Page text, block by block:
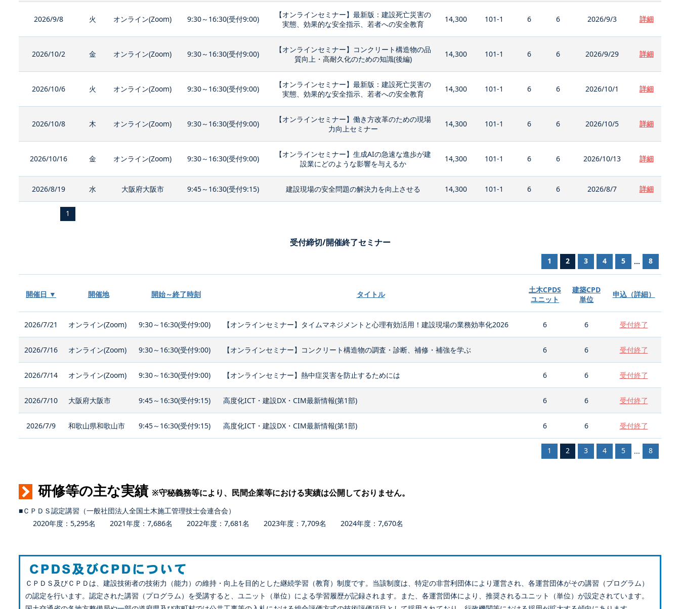
2026/9/8 火 オンライン(Zoom) 9:30～16:30(受付9:00)
【オンラインセミナー】最新版：建設死亡災害の
実態、効果的な安全指示、若者への安全教育
14,300 101-1 6 6 2026/9/3 詳細
2026/10/2 金 オンライン(Zoom) 9:30～16:30(受付9:00)
【オンラインセミナー】コンクリート構造物の品
質向上・高耐久化のための知識(後編)
14,300 101-1 6 6 2026/9/29 詳細
2026/10/6 火 オンライン(Zoom) 9:30～16:30(受付9:00)
【オンラインセミナー】最新版：建設死亡災害の
実態、効果的な安全指示、若者への安全教育
14,300 101-1 6 6 2026/10/1 詳細
2026/10/8 木 オンライン(Zoom) 9:30～16:30(受付9:00)
【オンラインセミナー】働き方改革のための現場
力向上セミナー
14,300 101-1 6 6 2026/10/5 詳細
2026/10/16 金 オンライン(Zoom) 9:30～16:30(受付9:00)
【オンラインセミナー】生成AIの急速な進歩が建
設業にどのような影響を与えるか
14,300 101-1 6 6 2026/10/13 詳細
2026/8/19 水 大阪府大阪市 9:45～16:30(受付9:15) 建設現場の安全問題の解決力を向上させる 14,300 101-1 6 6 2026/8/7 詳細
1
受付締切/開催終了セミナー
1 2 3 4 5 ... 8
開催日 ▼ 開催地 開始～終了時刻 タイトル
土木CPDS
ユニット
建築CPD
単位
申込（詳細）
2026/7/21 オンライン(Zoom) 9:30～16:30(受付9:00) 【オンラインセミナー】タイムマネジメントと心理有効活用！建設現場の業務効率化2026 6 6 受付終了
2026/7/16 オンライン(Zoom) 9:30～16:30(受付9:00) 【オンラインセミナー】コンクリート構造物の調査・診断、補修・補強を学ぶ 6 6 受付終了
2026/7/14 オンライン(Zoom) 9:30～16:30(受付9:00) 【オンラインセミナー】熱中症災害を防止するためには 6 6 受付終了
2026/7/10 大阪府大阪市 9:45～16:30(受付9:15) 高度化ICT・建設DX・CIM最新情報(第1部) 6 6 受付終了
2026/7/9 和歌山県和歌山市 9:45～16:30(受付9:15) 高度化ICT・建設DX・CIM最新情報(第1部) 6 6 受付終了
1 2 3 4 5 ... 8
研修等の主な実績 ※守秘義務等により、民間企業等における実績は公開しておりません。
■ＣＰＤＳ認定講習（一般社団法人全国土木施工管理技士会連合会）
2020年度：5,295名 2021年度：7,686名 2022年度：7,681名 2023年度：7,709名 2024年度：7,670名
ＣＰＤＳ及びＣＰＤは、建設技術者の技術力（能力）の維持・向上を目的とした継続学習（教育）制度です。当該制度は、特定の非営利団体により運営され、各運営団体がその講習（プログラム）
の認定を行います。認定された講習（プログラム）を受講すると、ユニット（単位）による学習履歴が記録されます。また、各運営団体により、推奨されるユニット（単位）が設定されています。